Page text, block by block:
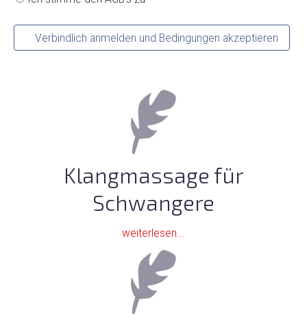
Verbindlich anmelden und Bedingungen akzeptieren
Klangmassage für
Schwangere
weiterlesen...